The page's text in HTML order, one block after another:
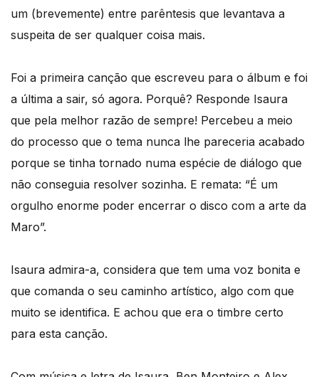
um (brevemente) entre parêntesis que levantava a
suspeita de ser qualquer coisa mais.
Foi a primeira canção que escreveu para o álbum e foi
a última a sair, só agora. Porquê? Responde Isaura
que pela melhor razão de sempre! Percebeu a meio
do processo que o tema nunca lhe pareceria acabado
porque se tinha tornado numa espécie de diálogo que
não conseguia resolver sozinha. E remata: “É um
orgulho enorme poder encerrar o disco com a arte da
Maro”.
Isaura admira-a, considera que tem uma voz bonita e
que comanda o seu caminho artístico, algo com que
muito se identifica. E achou que era o timbre certo
para esta canção.